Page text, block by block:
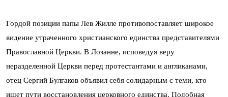
Гордой позиции папы Лев Жилле противопоставляет широкое
видение утраченного христианского единства представителями
Православной Церкви. В Лозанне, исповедуя веру
неразделенной Церкви перед протестантами и англиканами,
отец Сергий Булгаков объявил себя солидарным с теми, кто
ищет пути восстановления церковного единства. Подобная